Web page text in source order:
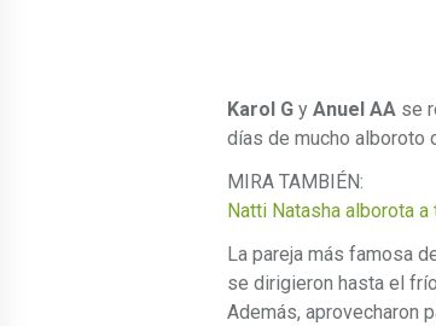
Karol G y Anuel AA se
días de mucho alboroto
MIRA TAMBIÉN:
Natti Natasha alborota
La pareja más famosa
se dirigieron hasta el
Además, aprovecharon